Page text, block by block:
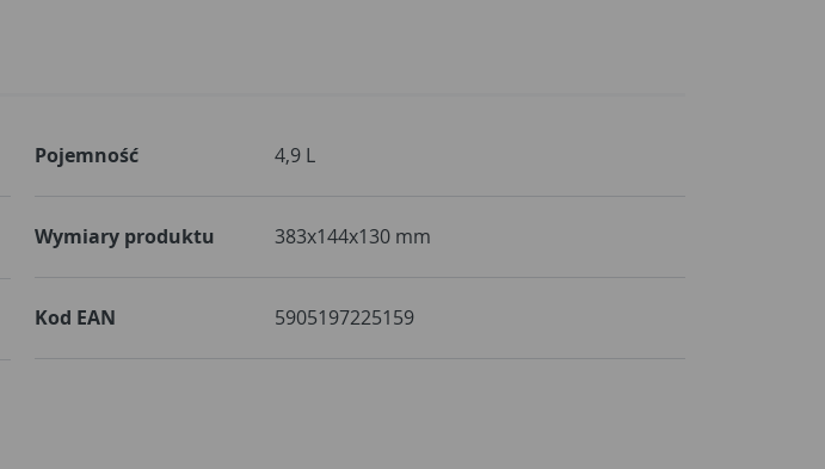
Pojemność 4,9 L
Wymiary produktu 383x144x130 mm
Kod EAN 5905197225159